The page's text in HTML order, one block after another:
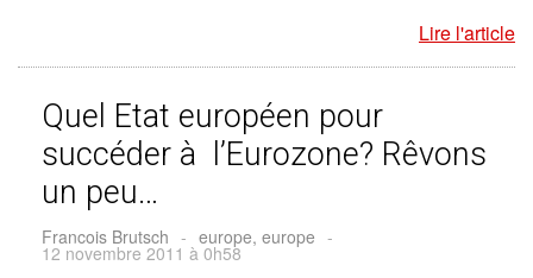
Lire l'article
Quel Etat européen pour
succéder à l’Eurozone? Rêvons
un peu…
Francois Brutsch - europe, europe -
12 novembre 2011 à 0h58